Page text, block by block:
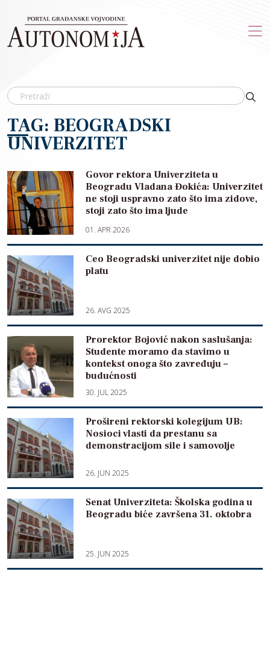
TAG: BEOGRADSKI
UNIVERZITET
Govor rektora Univerziteta u
Beogradu Vladana Đokića: Univerzitet
ne stoji uspravno zato što ima zidove,
stoji zato što ima ljude
01. APR 2026
Ceo Beogradski univerzitet nije dobio
platu
26. AVG 2025
Prorektor Bojović nakon saslušanja:
Studente moramo da stavimo u
kontekst onoga što zavređuju –
budućnosti
30. JUL 2025
Prošireni rektorski kolegijum UB:
Nosioci vlasti da prestanu sa
demonstracijom sile i samovolje
26. JUN 2025
Senat Univerziteta: Školska godina u
Beogradu biće završena 31. oktobra
25. JUN 2025